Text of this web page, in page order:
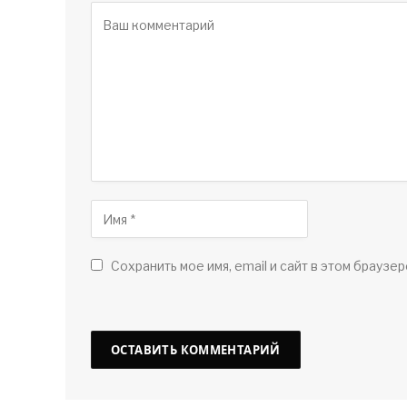
Сохранить мое имя, email и сайт в этом